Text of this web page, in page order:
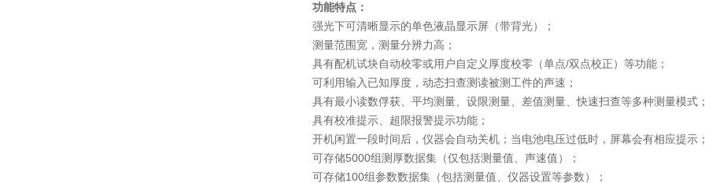
功能特点：
强光下可清晰显示的单色液晶显示屏（带背光）；
测量范围宽，测量分辨力高；
具有配机试块自动校零或用户自定义厚度校零（单点/双点校正）等功能；
可利用输入已知厚度，动态扫查测读被测工件的声速；
具有最小读数俘获、平均测量、设限测量、差值测量、快速扫查等多种测量模式
具有校准提示、超限报警提示功能；
开机闲置一段时间后，仪器会自动关机；当电池电压过低时，屏幕会有相应提示
可存储5000组测厚数据集（仅包括测量值、声速值）；
可存储100组参数数据集（包括测量值、仪器设置等参数）；